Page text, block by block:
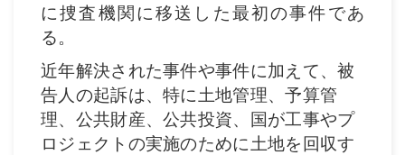
に捜査機関に移送した最初の事件であ
る。
近年解決された事件や事件に加えて、被
告人の起訴は、特に土地管理、予算管
理、公共財産、公共投資、国が工事やプ
ロジェクトの実施のために土地を回収す